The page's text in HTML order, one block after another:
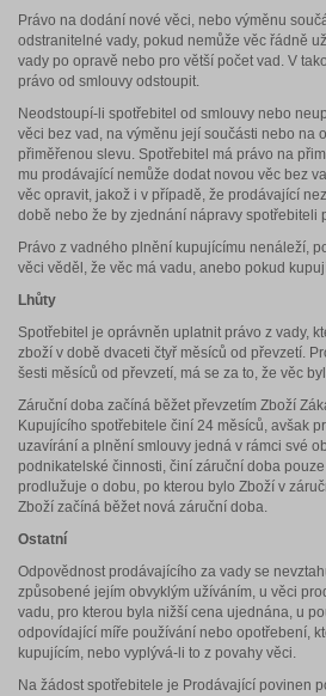
Právo na dodání nové věci, nebo výměnu
odstranitelné vady, pokud nemůže věc řádně
vady po opravě nebo pro větší počet vad. V
právo od smlouvy odstoupit.
Neodstoupí-li spotřebitel od smlouvy nebo
věci bez vad, na výměnu její součásti nebo na
přiměřenou slevu. Spotřebitel má právo na
mu prodávající nemůže dodat novou věc bez
věc opravit, jakož i v případě, že prodávající
době nebo že by zjednání nápravy spotřebiteli
Právo z vadného plnění kupujícímu nenáleží,
věci věděl, že věc má vadu, anebo pokud
Lhůty
Spotřebitel je oprávněn uplatnit právo z vady,
zboží v době dvaceti čtyř měsíců od převzetí.
šesti měsíců od převzetí, má se za to, že věc
Záruční doba začíná běžet převzetím Zboží
Kupujícího spotřebitele činí 24 měsíců, avšak
uzavírání a plnění smlouvy jedná v rámci své
podnikatelské činnosti, činí záruční doba
prodlužuje o dobu, po kterou bylo Zboží v
Zboží začíná běžet nová záruční doba.
Ostatní
Odpovědnost prodávajícího za vady se
způsobené jejím obvyklým užíváním, u věci
vadu, pro kterou byla nižší cena ujednána, u
odpovídající míře používání nebo opotřebení,
kupujícím, nebo vyplývá-li to z povahy věci.
Na žádost spotřebitele je Prodávající povinen